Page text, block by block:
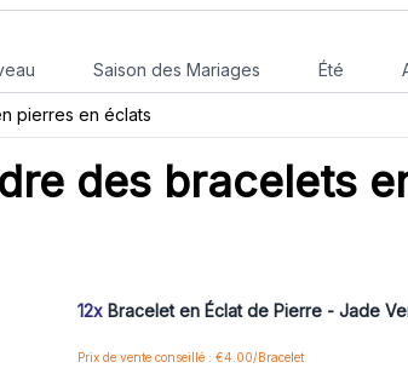
Saison des Mariages Été
pierres en éclats
des bracelets
12x Bracelet en Éclat de Pierre - Jade
Prix de vente conseillé : €4.00/Bracelet